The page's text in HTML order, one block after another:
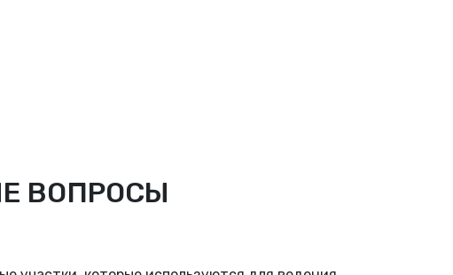
ВОПРОСЫ